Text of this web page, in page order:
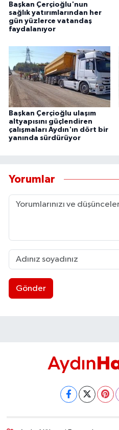
Başkan Çerçioğlu'nun
sağlık yatırımlarından her
gün yüzlerce vatandaş
faydalanıyor
Başkan Çerçioğlu ulaşım
altyapısını güçlendiren
çalışmaları Aydın'ın dört bir
yanında sürdürüyor
Yorumlar
Gönder